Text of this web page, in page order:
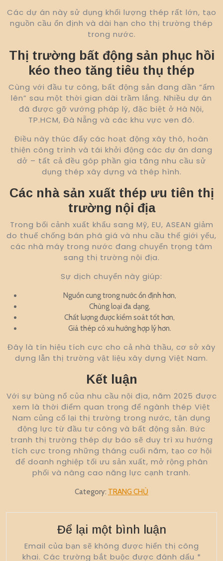
Các dự án này sử dụng khối lượng thép rất lớn, tạo
nguồn cầu ổn định và dài hạn cho thị trường thép
trong nước.
Thị trường bất động sản phục hồi
kéo theo tăng tiêu thụ thép
Cùng với đầu tư công, bất động sản đang dần “ấm
lên” sau một thời gian dài trầm lắng. Nhiều dự án
đã được gỡ vướng pháp lý, đặc biệt ở Hà Nội,
TP.HCM, Đà Nẵng và các khu vực ven đô.
Điều này thúc đẩy các hoạt động xây thô, hoàn
thiện công trình và tái khởi động các dự án dang
dở – tất cả đều góp phần gia tăng nhu cầu sử
dụng thép xây dựng và thép hình.
Các nhà sản xuất thép ưu tiên thị
trường nội địa
Trong bối cảnh xuất khẩu sang Mỹ, EU, ASEAN giảm
do thuế chống bán phá giá và nhu cầu thế giới yếu,
các nhà máy trong nước đang chuyển trọng tâm
sang thị trường nội địa.
Sự dịch chuyển này giúp:
Nguồn cung trong nước ổn định hơn,
Chủng loại đa dạng,
Chất lượng được kiểm soát tốt hơn,
Giá thép có xu hướng hợp lý hơn.
Đây là tín hiệu tích cực cho cả nhà thầu, cơ sở xây
dựng lẫn thị trường vật liệu xây dựng Việt Nam.
Kết luận
Với sự bùng nổ của nhu cầu nội địa, năm 2025 được
xem là thời điểm quan trọng để ngành thép Việt
Nam củng cố lại thị trường trong nước, tận dụng
động lực từ đầu tư công và bất động sản. Bức
tranh thị trường thép dự báo sẽ duy trì xu hướng
tích cực trong những tháng cuối năm, tạo cơ hội
để doanh nghiệp tối ưu sản xuất, mở rộng phân
phối và nâng cao năng lực cạnh tranh.
Category: TRANG CHỦ
Để lại một bình luận
Email của bạn sẽ không được hiển thị công
khai. Các trường bắt buộc được đánh dấu *